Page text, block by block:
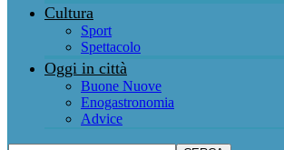
Cultura
Sport
Spettacolo
Oggi in città
Buone Nuove
Enogastronomia
Advice